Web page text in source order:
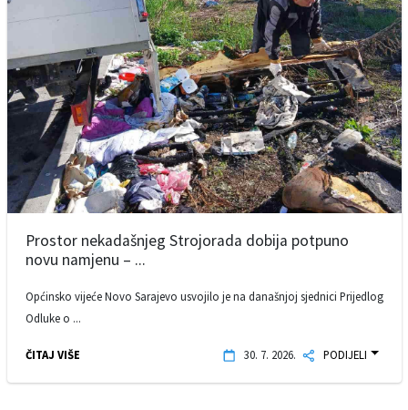
Prostor nekadašnjeg Strojorada dobija potpuno
novu namjenu – ...
Općinsko vijeće Novo Sarajevo usvojilo je na današnjoj sjednici Prijedlog
Odluke o ...
ČITAJ VIŠE 30. 7. 2026. PODIJELI